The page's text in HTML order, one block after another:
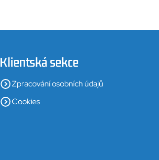
Klientská sekce
Zpracování osobních údajů
Cookies